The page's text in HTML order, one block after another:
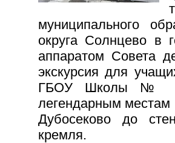
муниципального
округа Солнцево в
аппаратом Совета
экскурсия для
ГБОУ Школы №
легендарным
Дубосеково до
кремля.